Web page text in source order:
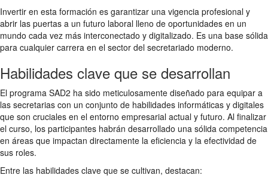
Invertir en esta formación es garantizar una vigencia profesional y
abrir las puertas a un futuro laboral lleno de oportunidades en un
mundo cada vez más interconectado y digitalizado. Es una base sólida
para cualquier carrera en el sector del secretariado moderno.
Habilidades clave que se desarrollan
El programa SAD2 ha sido meticulosamente diseñado para equipar a
las secretarias con un conjunto de habilidades informáticas y digitales
que son cruciales en el entorno empresarial actual y futuro. Al finalizar
el curso, los participantes habrán desarrollado una sólida competencia
en áreas que impactan directamente la eficiencia y la efectividad de
sus roles.
Entre las habilidades clave que se cultivan, destacan: